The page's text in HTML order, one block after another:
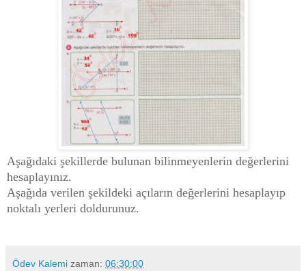
Aşağıdaki şekillerde bulunan bilinmeyenlerin değerlerini
hesaplayınız.
Aşağıda verilen şekildeki açıların değerlerini hesaplayıp
noktalı yerleri doldurunuz.
Ödev Kalemi zaman: 06:30:00